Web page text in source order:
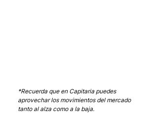
*Recuerda que en Capitaria puedes
aprovechar los movimientos del mercado
tanto al alza como a la baja.